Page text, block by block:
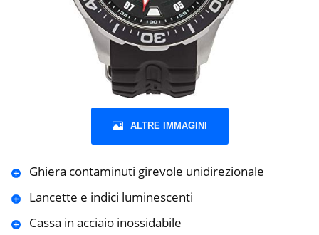
ALTRE IMMAGINI
Ghiera contaminuti girevole unidirezionale
Lancette e indici luminescenti
Cassa in acciaio inossidabile